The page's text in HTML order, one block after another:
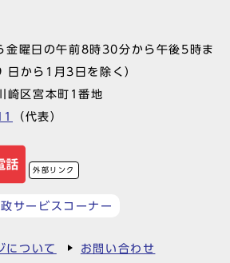
金曜日の午前8時30分から午後5時ま
から1月3日を除く）
区宮本町1番地
（代表）
外部リンク
サービスコーナー
について お問い合わせ